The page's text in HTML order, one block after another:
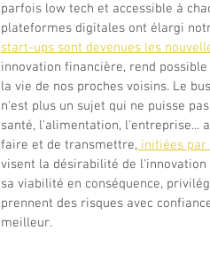
parfois low tech et accessible à
plateformes digitales ont élargi
start-ups sont devenues les
innovation financière, rend
la vie de nos proches voisins. Le
n'est plus un sujet qui ne puisse
santé, l'alimentation, l'entreprise...
faire et de transmettre, initiées par
visent la désirabilité de
sa viabilité en conséquence,
prennent des risques avec
meilleur.